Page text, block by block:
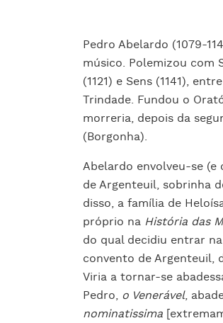
Pedro Abelardo (1079-
músico. Polemizou com
(1121) e Sens (1141),
Trindade. Fundou o
morreria, depois da
(Borgonha).
Abelardo envolveu-se (e
de Argenteuil, sobrinha
disso, a família de
próprio na História das
do qual decidiu entrar
convento de Argenteuil,
Viria a tornar-se
Pedro, o Venerável,
nominatissima